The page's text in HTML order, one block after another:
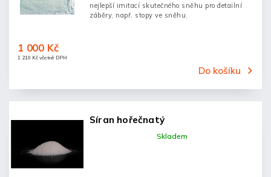
1 210 Kč včetně DPH
1 000 Kč
Do košíku
nejlepší imitací skutečného sněhu pro detailní
záběry, např. stopy ve sněhu.
Síran hořečnatý
Skladem